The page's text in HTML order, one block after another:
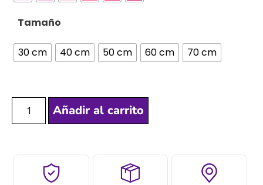
Tamaño
30 cm 40 cm 50 cm 60 cm 70 cm
Añadir al carrito